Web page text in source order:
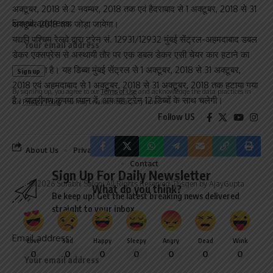
अक्टूबर, 2018 से 2 नवम्बर, 2018 तक एवं हैदराबाद से 1 अक्टूबर, 2018 से 31
अक्टूबर 2018 तक जोड़ा जायेगा।
यद्यपि पश्चिम रेलवे द्वारा ट्रेन सं. 12931/12932 मुंबई सेंट्रल-अहमदाबाद डबल
डेकर एक्सप्रेस से अस्थायी तौर पर एक डबल डेकर एसी चेयर कार हटाने का
निर्णय लिया है। यह डिब्बा मुंबई सेंट्रल से 1 अक्टूबर, 2018 से 31 अक्टूबर,
2018 एवं अहमदाबाद से 1 अक्टूबर, 2018 से 31 अक्टूबर, 2018 तक हटाया गया
है। यात्रीगण कृपया ध्यान दें, अब यह ट्रेन 12 डिब्बों के साथ चलेगी।
Sign Up For Daily Newsletter
Be keep up! Get the latest breaking news delivered
straight to your inbox.
Email address:
What do you think?
Love
0
Sad
0
Happy
0
Sleepy
0
Angry
0
Dead
0
Wink
0
Follow US
© 2026 Surabhi Saloni All Rights Reserved. Disgen by AjayGupta
About Us Privacy Disclaimer
Terms and Conditions
Contact